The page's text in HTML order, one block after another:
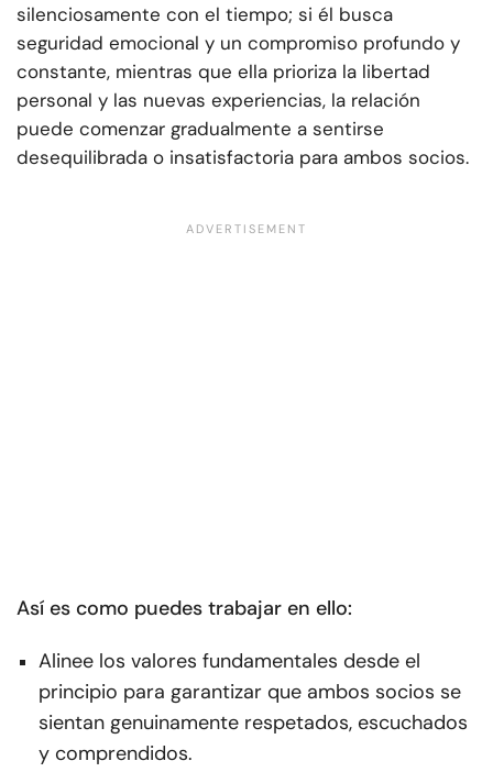
silenciosamente con el tiempo; si él busca
seguridad emocional y un compromiso profundo y
constante, mientras que ella prioriza la libertad
personal y las nuevas experiencias, la relación
puede comenzar gradualmente a sentirse
desequilibrada o insatisfactoria para ambos socios.
Así es como puedes trabajar en ello:
Alinee los valores fundamentales desde el
principio para garantizar que ambos socios se
sientan genuinamente respetados, escuchados
y comprendidos.